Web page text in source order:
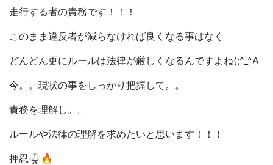
走行する者の責務です！！！
このまま違反者が減らなければ良くなる事はなく
どんどん更にルールは法律が厳しくなるんですよね(;^_^A
今。。現状の事をしっかり把握して。。
責務を理解し。。
ルールや法律の理解を求めたいと思います！！！
押忍🥋🔥